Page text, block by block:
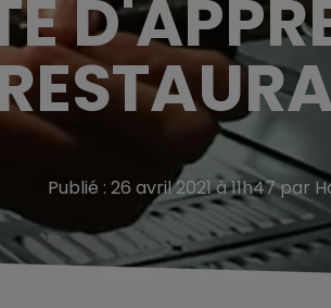
Publié : 26 avril 2021 à 11h47 par